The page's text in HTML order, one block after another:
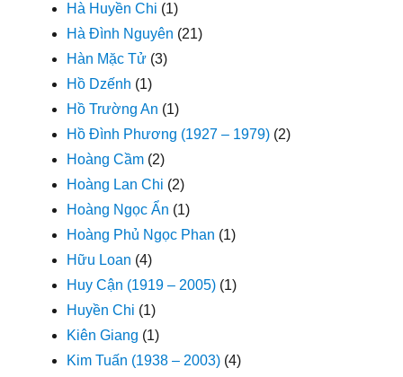
Hà Huyền Chi (1)
Hà Đình Nguyên (21)
Hàn Mặc Tử (3)
Hồ Dzếnh (1)
Hồ Trường An (1)
Hồ Đình Phương (1927 – 1979) (2)
Hoàng Cầm (2)
Hoàng Lan Chi (2)
Hoàng Ngọc Ẩn (1)
Hoàng Phủ Ngọc Phan (1)
Hữu Loan (4)
Huy Cận (1919 – 2005) (1)
Huyền Chi (1)
Kiên Giang (1)
Kim Tuấn (1938 – 2003) (4)